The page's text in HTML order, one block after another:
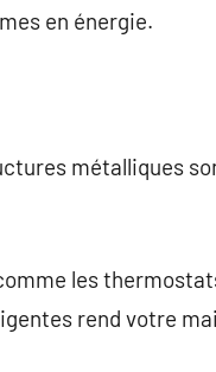
en énergie.
métalliques
les
rend votre